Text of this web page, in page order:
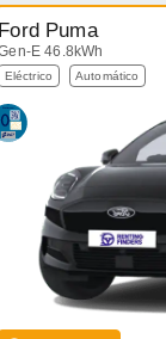
Puma
E 46.8kWh
Eléctrico Automático